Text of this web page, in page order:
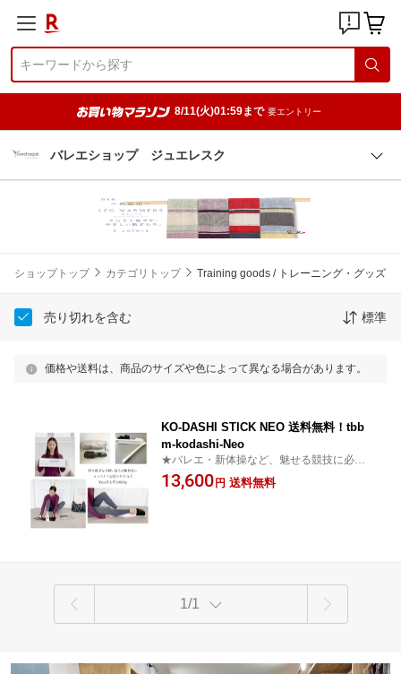
8/11(火)01:59まで 要エントリー
バレエショップ ジュエレスク
ショップトップ カテゴリトップ Training goods / トレーニング・グッズ
売り切れを含む 標準
価格や送料は、商品のサイズや色によって異なる場合があります。
KO-DASHI STICK NEO 送料無料！tbb
m-kodashi-Neo
★バレエ・新体操など、魅せる競技に必要
な美しい甲をつくるための矯正スティック
です。折りたたみ式で持ち運びに便利！
13,600 円 送料無料
1/1